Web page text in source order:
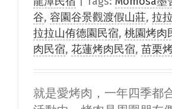
谷, 容園谷景觀渡假山莊, 拉
拉拉山侑德園民宿, 桃園烤肉
肉民宿, 花蓮烤肉民宿, 苗栗
就是愛烤肉，一年四季都